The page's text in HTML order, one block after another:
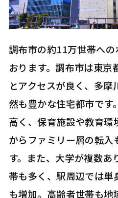
調布市の約11万世帯へ
おります。調布市は東
とアクセスが良く、多
然も豊かな住宅都市です
高く、保育施設や教育環
からファミリー層の転入
す。また、大学が複数
帯も多く、駅周辺では
も増加。高齢者世帯も地